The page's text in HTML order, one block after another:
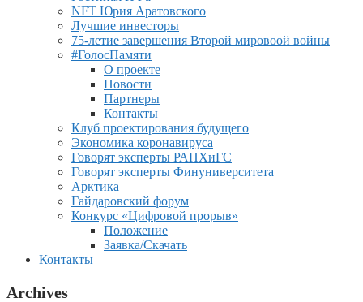
NFT Юрия Аратовского
Лучшие инвесторы
75-летие завершения Второй мировоой войны
#ГолосПамяти
О проекте
Новости
Партнеры
Контакты
Клуб проектирования будущего
Экономика коронавируса
Говорят эксперты РАНХиГС
Говорят эксперты Финуниверситета
Арктика
Гайдаровский форум
Конкурс «Цифровой прорыв»
Положение
Заявка/Скачать
Контакты
Archives